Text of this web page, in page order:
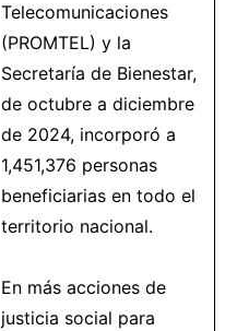
Telecomunicaciones
(PROMTEL) y la
Secretaría de Bienestar,
de octubre a diciembre
de 2024, incorporó a
1,451,376 personas
beneficiarias en todo el
territorio nacional.
En más acciones de
justicia social para